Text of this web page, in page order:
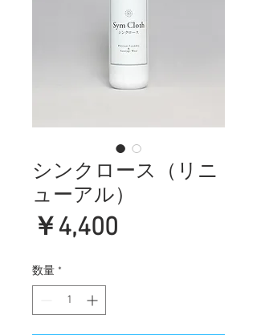
シンクロース（リニ
ューアル）
￥4,400
数量 *